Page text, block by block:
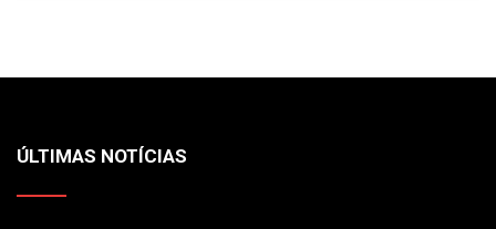
ÚLTIMAS NOTÍCIAS